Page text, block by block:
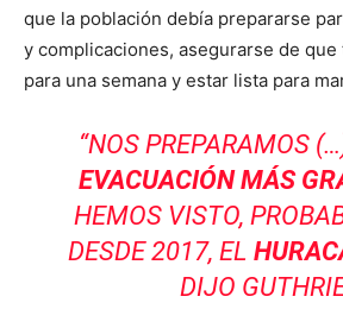
que la población debía prepararse
y complicaciones, asegurarse de
para una semana y estar lista para
“NOS PREPARAMOS
EVACUACIÓN MÁS
HEMOS VISTO,
DESDE 2017, EL
DIJO